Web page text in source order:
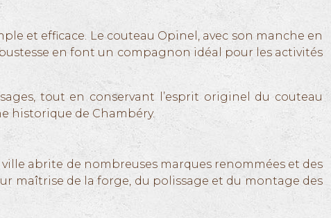
et efficace. Le couteau Opinel, avec son manche en
en font un compagnon idéal pour les activités
tout en conservant l’esprit originel du couteau
historique de Chambéry.
abrite de nombreuses marques renommées et des
maîtrise de la forge, du polissage et du montage des